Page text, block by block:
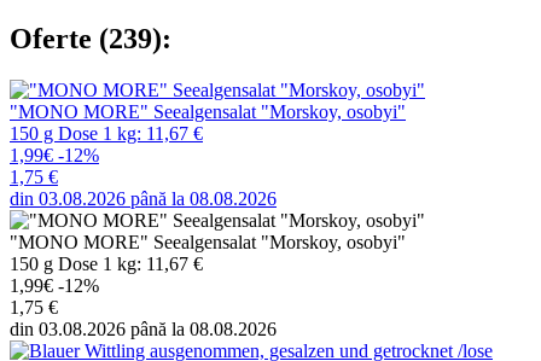
Oferte (239):
"MONO MORE" Seealgensalat "Morskoy, osobyi"
150 g Dose 1 kg: 11,67 €
1,99€ -12%
1,75 €
din 03.08.2026 până la 08.08.2026
"MONO MORE" Seealgensalat "Morskoy, osobyi"
150 g Dose 1 kg: 11,67 €
1,99€ -12%
1,75 €
din 03.08.2026 până la 08.08.2026